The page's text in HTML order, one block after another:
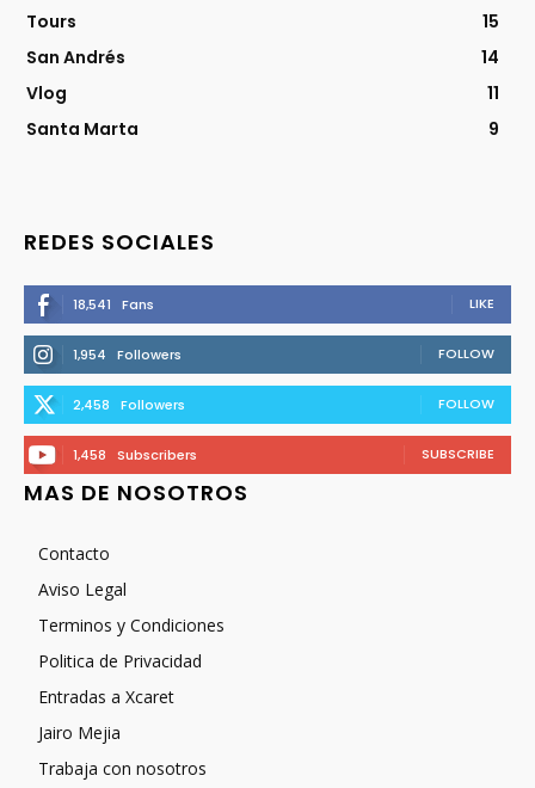
Tours
15
San Andrés
14
Vlog
11
Santa Marta
9
REDES SOCIALES
18,541 Fans LIKE
1,954 Followers FOLLOW
2,458 Followers FOLLOW
1,458 Subscribers SUBSCRIBE
MAS DE NOSOTROS
Contacto
Aviso Legal
Terminos y Condiciones
Politica de Privacidad
Entradas a Xcaret
Jairo Mejia
Trabaja con nosotros